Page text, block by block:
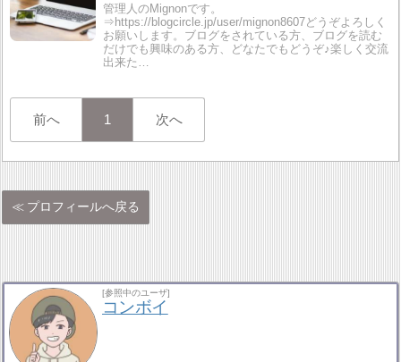
管理人のMignonです。
⇒https://blogcircle.jp/user/mignon8607どうぞよろしく
お願いします。ブログをされている方、ブログを読む
だけでも興味のある方、どなたでもどうぞ♪楽しく交流
出来た…
前へ 1 次へ
プロフィールへ戻る
[参照中のユーザ]
コンボイ